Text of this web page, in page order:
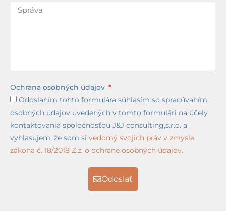
Ochrana osobných údajov
Odoslaním tohto formulára súhlasím so spracúvaním
osobných údajov uvedených v tomto formulári na účely
kontaktovania spoločnosťou J&J consulting,s.r.o. a
vyhlasujem, že som si vedomý svojich práv v zmysle
zákona č. 18/2018 Z.z. o ochrane osobných údajov.
Odoslať